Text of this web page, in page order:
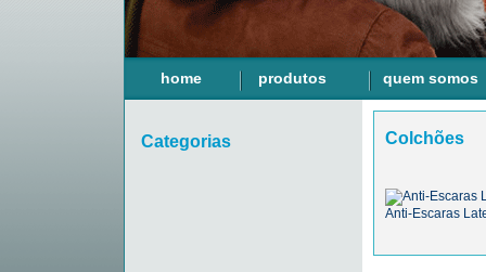
home produtos quem somos
Categorias Colchões
Anti-Escaras